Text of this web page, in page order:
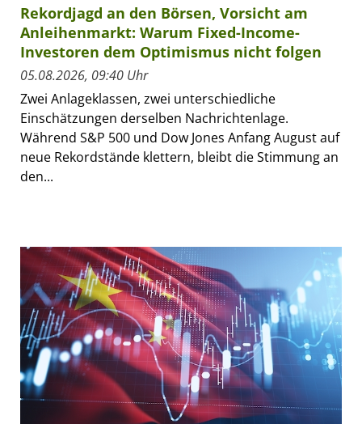
Rekordjagd an den Börsen, Vorsicht am
Anleihenmarkt: Warum Fixed-Income-
Investoren dem Optimismus nicht folgen
05.08.2026, 09:40 Uhr
Zwei Anlageklassen, zwei unterschiedliche
Einschätzungen derselben Nachrichtenlage.
Während S&P 500 und Dow Jones Anfang August auf
neue Rekordstände klettern, bleibt die Stimmung an
den...